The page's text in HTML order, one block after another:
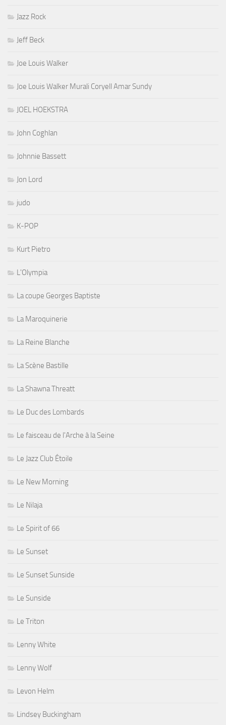
Jazz Rock
Jeff Beck
Joe Louis Walker
Joe Louis Walker Murali Coryell Amar Sundy
JOEL HOEKSTRA
John Coghlan
Johnnie Bassett
Jon Lord
judo
K-POP
Kurt Pietro
L'Olympia
La coupe Georges Baptiste
La Maroquinerie
La Reine Blanche
La Scène Bastille
La Shawna Threatt
Le Duc des Lombards
Le faisceau de l'Arche à la Seine
Le Jazz Club Étoile
Le New Morning
Le Nilaja
Le Spirit of 66
Le Sunset
Le Sunset Sunside
Le Sunside
Le Triton
Lenny White
Lenny Wolf
Levon Helm
Lindsey Buckingham